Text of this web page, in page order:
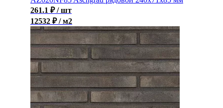
261.1 ₽ / шт
12532 ₽ / м2